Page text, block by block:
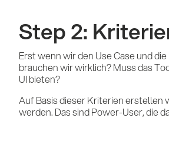
Step 2:
Erst wenn wir den Use Case und
brauchen wir wirklich? Muss das
UI bieten?
Auf Basis dieser Kriterien erstellen
werden. Das sind Power-User, die